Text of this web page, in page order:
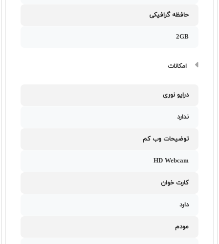
حافظه گرافیکی
2GB
امکانات
درایو نوری
ندارد
توضیحات وب کم
HD Webcam
کارت خوان
دارد
مودم